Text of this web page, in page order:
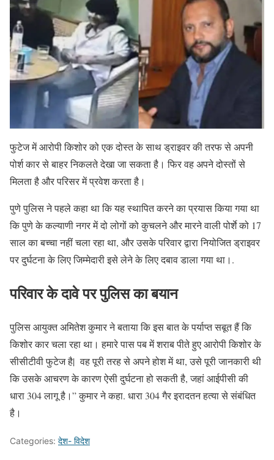
फुटेज में आरोपी किशोर को एक दोस्त के साथ ड्राइवर की तरफ से अपनी
पोर्श कार से बाहर निकलते देखा जा सकता है। फिर वह अपने दोस्तों से
मिलता है और परिसर में प्रवेश करता है।
पुणे पुलिस ने पहले कहा था कि यह स्थापित करने का प्रयास किया गया था
कि पुणे के कल्याणी नगर में दो लोगों को कुचलने और मारने वाली पोर्शे को 17
साल का बच्चा नहीं चला रहा था, और उसके परिवार द्वारा नियोजित ड्राइवर
पर दुर्घटना के लिए जिम्मेदारी इसे लेने के लिए दबाव डाला गया था।.
परिवार के दावे पर पुलिस का बयान
पुलिस आयुक्त अमितेश कुमार ने बताया कि इस बात के पर्याप्त सबूत हैं कि
किशोर कार चला रहा था। हमारे पास पब में शराब पीते हुए आरोपी किशोर के
सीसीटीवी फुटेज है| वह पूरी तरह से अपने होश में था, उसे पूरी जानकारी थी
कि उसके आचरण के कारण ऐसी दुर्घटना हो सकती है, जहां आईपीसी की
धारा 304 लागू है।” कुमार ने कहा. धारा 304 गैर इरादतन हत्या से संबंधित
है।
Categories: देश- विदेश